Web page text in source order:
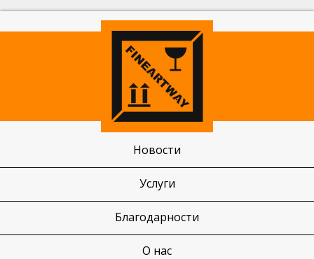
Новости
Услуги
Благодарности
О нас